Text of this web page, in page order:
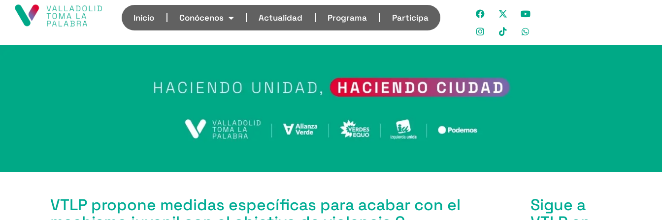
Inicio Conócenos Actualidad Programa Participa
VTLP propone medidas específicas para acabar con el
Sigue a